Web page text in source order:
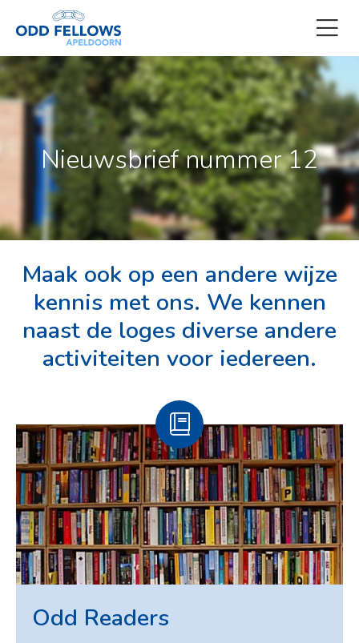
Nieuwsbrief nummer 12
Maak ook op een andere wijze
kennis met ons. We kennen
naast de loges diverse andere
activiteiten voor iedereen.
Odd Readers